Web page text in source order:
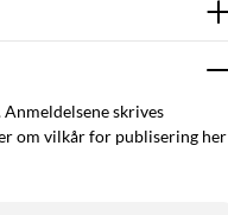
skrives
om vilkår for publisering her